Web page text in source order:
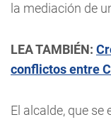
la mediación de
LEA TAMBIÉN:
conflictos entre
El alcalde, que